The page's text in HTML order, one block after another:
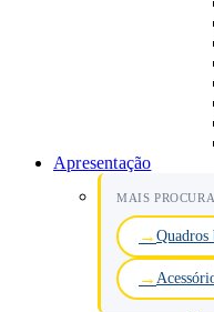
Apresentação
MAIS
Quadros